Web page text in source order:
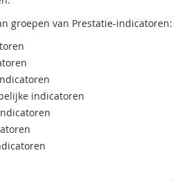
groepen van Prestatie-indicatoren:
indicatoren